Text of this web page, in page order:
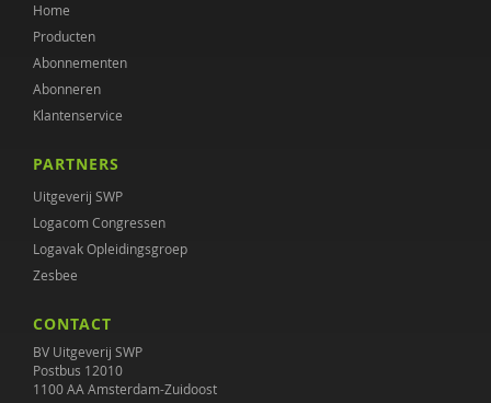
Home
Producten
Abonnementen
Abonneren
Klantenservice
PARTNERS
Uitgeverij SWP
Logacom Congressen
Logavak Opleidingsgroep
Zesbee
CONTACT
BV Uitgeverij SWP
Postbus 12010
1100 AA Amsterdam-Zuidoost